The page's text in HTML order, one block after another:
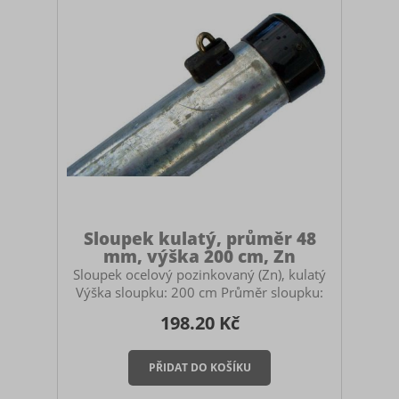
dostatečně vysoký sloupek. Doporučuje se
mít sloupek zabetonovaný 60-
Sloupek kulatý, průměr 48
mm, výška 200 cm, Zn
Sloupek ocelový pozinkovaný (Zn), kulatý
Výška sloupku: 200 cm Průměr sloupku:
žárově zinkované Určený pro stavbu
pletivových plotů. Použití:
průběžný/počáteční/koncový sloupek
Součástí sloupku je plastová čepička.
198.20 Kč